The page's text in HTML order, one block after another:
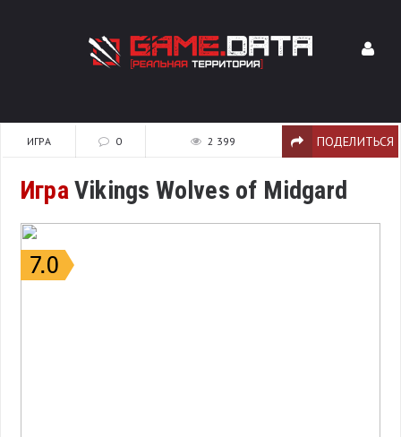
ИГРА 0 2 399 ПОДЕЛИТЬСЯ
ИграVikings Wolves of Midgard